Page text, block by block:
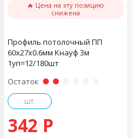
🔥 Цена на эту позицию
снижена
Профиль потолочный ПП
60х27х0.6мм Кнауф 3м
1уп=12/180шт
Остаток
шт.
342 P